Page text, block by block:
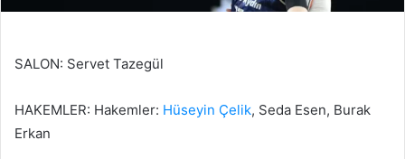
SALON: Servet Tazegül
HAKEMLER: Hakemler: Hüseyin Çelik, Seda Esen, Burak
Erkan